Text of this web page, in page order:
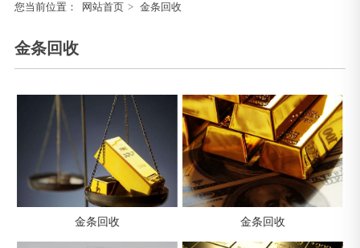
您当前位置： 网站首页 > 金条回收
金条回收
金条回收 金条回收